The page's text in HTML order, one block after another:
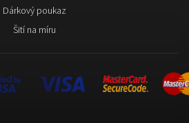
Dárkový poukaz
Šití na míru